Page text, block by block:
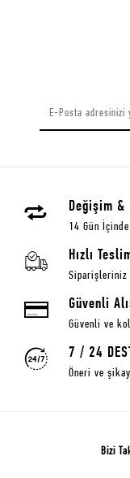
Değişim &
14 Gün
Hızlı
Siparişleriniz
Güvenli
Güvenli ve
7 / 24
Öneri ve
Bizi